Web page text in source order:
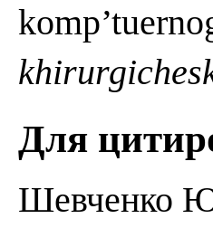
Для
Шевченко